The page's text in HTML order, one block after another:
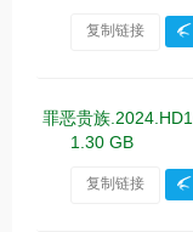
复制链接
罪恶贵族
1.30 GB
复制链接